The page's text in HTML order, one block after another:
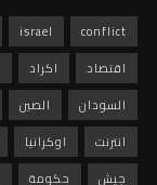
conflict
israel
اقتصاد
اكراد
السودان
الصين
انترنت
اوكرانيا
جيش
حكومة